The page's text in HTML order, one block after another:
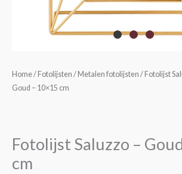
Home/ Fotolijsten / Metalen fotolijsten / Fotolijst
Goud – 10×15 cm
Fotolijst Saluzzo –
cm
Fotolijst
Saluzzo
10x15
cm